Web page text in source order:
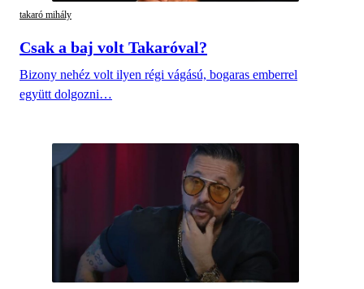
takaró mihály
Csak a baj volt Takaróval?
Bizony nehéz volt ilyen régi vágású, bogaras emberrel
együtt dolgozni…